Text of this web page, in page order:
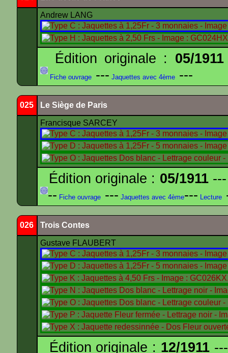
Andrew LANG
Édition originale : 05/1911
Fiche ouvrage --- Jaquettes avec 4ème ---
025 Le Siège de Paris
Francisque SARCEY
Édition originale : 05/1911---
-- Fiche ouvrage --- Jaquettes avec 4ème--- Lecture
026 Trois Contes
Gustave FLAUBERT
Édition originale : 12/1911